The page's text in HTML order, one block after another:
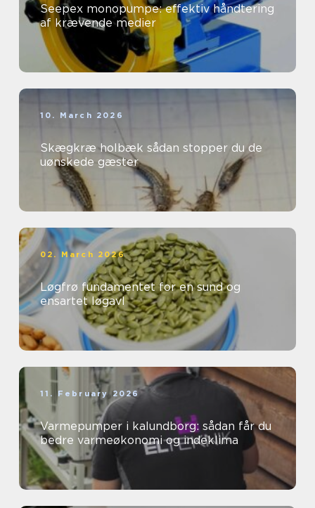
Seepex monopumpe: effektiv håndtering
af krævende medier
10. March 2026
Skægkræ holbæk sådan stopper du de
uønskede gæster
02. March 2026
Løgfrø fundamentet for en sund og
ensartet løgavl
11. February 2026
Varmepumper i kalundborg: sådan får du
bedre varmeøkonomi og indeklima